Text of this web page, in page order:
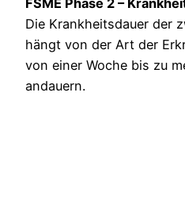
Die Krankheitsdauer der
hängt von der Art der
von einer Woche bis zu
andauern.